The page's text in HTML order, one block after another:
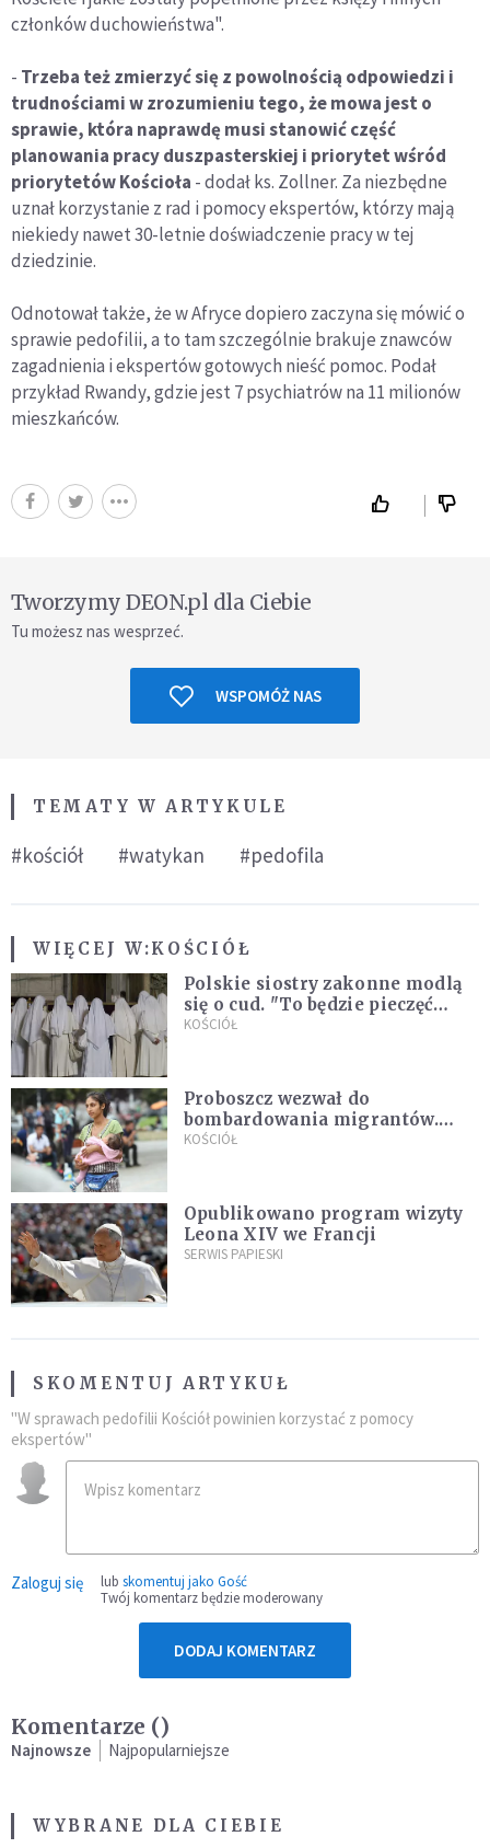
członków duchowieństwa".
- Trzeba też zmierzyć się z powolnością odpowiedzi i
trudnościami w zrozumieniu tego, że mowa jest o
sprawie, która naprawdę musi stanowić część
planowania pracy duszpasterskiej i priorytet wśród
priorytetów Kościoła - dodał ks. Zollner. Za niezbędne
uznał korzystanie z rad i pomocy ekspertów, którzy mają
niekiedy nawet 30-letnie doświadczenie pracy w tej
dziedzinie.
Odnotował także, że w Afryce dopiero zaczyna się mówić o
sprawie pedofilii, a to tam szczególnie brakuje znawców
zagadnienia i ekspertów gotowych nieść pomoc. Podał
przykład Rwandy, gdzie jest 7 psychiatrów na 11 milionów
mieszkańców.
Tworzymy DEON.pl dla Ciebie
Tu możesz nas wesprzeć.
WSPOMÓŻ NAS
TEMATY W ARTYKULE
#kościół #watykan #pedofila
WIĘCEJ W:KOŚCIÓŁ
Polskie siostry zakonne modlą
się o cud. "To będzie pieczęć
Pana Boga dla naszej wiary"
KOŚCIÓŁ
Proboszcz wezwał do
bombardowania migrantów.
"Masowy ogień przeciwko
KOŚCIÓŁ
Opublikowano program wizyty
Leona XIV we Francji
SERWIS PAPIESKI
SKOMENTUJ ARTYKUŁ
"W sprawach pedofilii Kościół powinien korzystać z pomocy
ekspertów"
Zaloguj się lub skomentuj jako Gość
Twój komentarz będzie moderowany
DODAJ KOMENTARZ
Komentarze ()
Najnowsze Najpopularniejsze
WYBRANE DLA CIEBIE